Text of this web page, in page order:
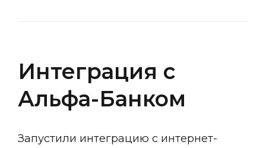
Интеграция с
Альфа-Банком
Запустили интеграцию с интернет-